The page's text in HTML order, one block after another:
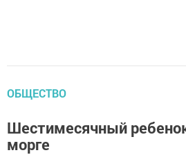
ОБЩЕСТВО
Шестимесячный
морге